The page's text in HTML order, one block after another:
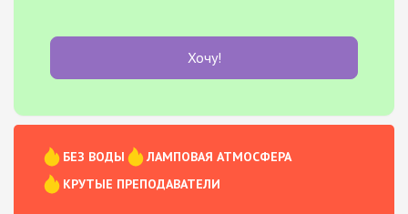
Хочу!
БЕЗ ВОДЫ
ЛАМПОВАЯ АТМОСФЕРА
КРУТЫЕ ПРЕПОДАВАТЕЛИ